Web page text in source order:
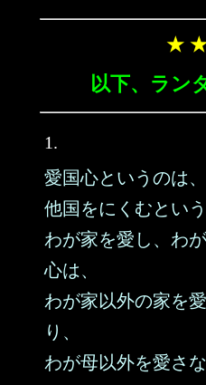
★
以下、ラン
1.
愛国心というのは、
他国をにくむという
わが家を愛し、わ
心は、
わが家以外の家を
り、
わが母以外を愛さ